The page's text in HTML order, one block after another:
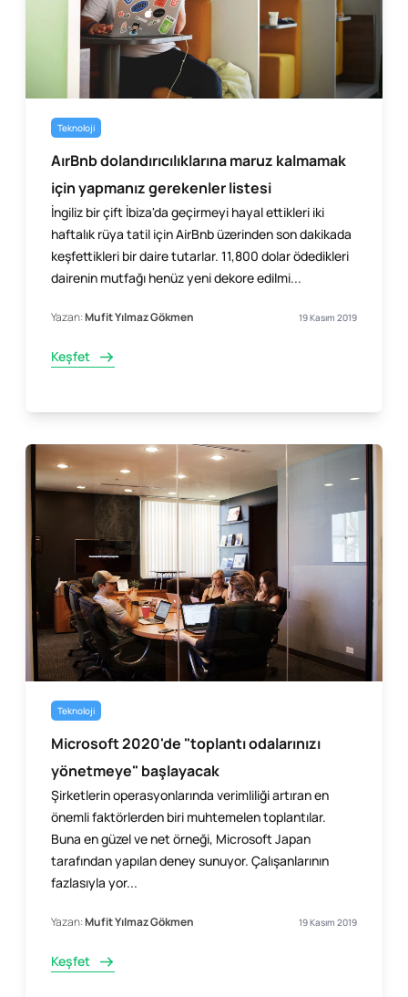
Teknoloji
AırBnb dolandırıcılıklarına maruz kalmamak
için yapmanız gerekenler listesi
İngiliz bir çift İbiza'da geçirmeyi hayal ettikleri iki
haftalık rüya tatil için AirBnb üzerinden son dakikada
keşfettikleri bir daire tutarlar. 11,800 dolar ödedikleri
dairenin mutfağı henüz yeni dekore edilmi...
Yazan:Mufit Yılmaz Gökmen 19 Kasım 2019
Keşfet
Teknoloji
Microsoft 2020'de "toplantı odalarınızı
yönetmeye" başlayacak
Şirketlerin operasyonlarında verimliliği artıran en
önemli faktörlerden biri muhtemelen toplantılar.
Buna en güzel ve net örneği, Microsoft Japan
tarafından yapılan deney sunuyor. Çalışanlarının
fazlasıyla yor...
Yazan:Mufit Yılmaz Gökmen 19 Kasım 2019
Keşfet